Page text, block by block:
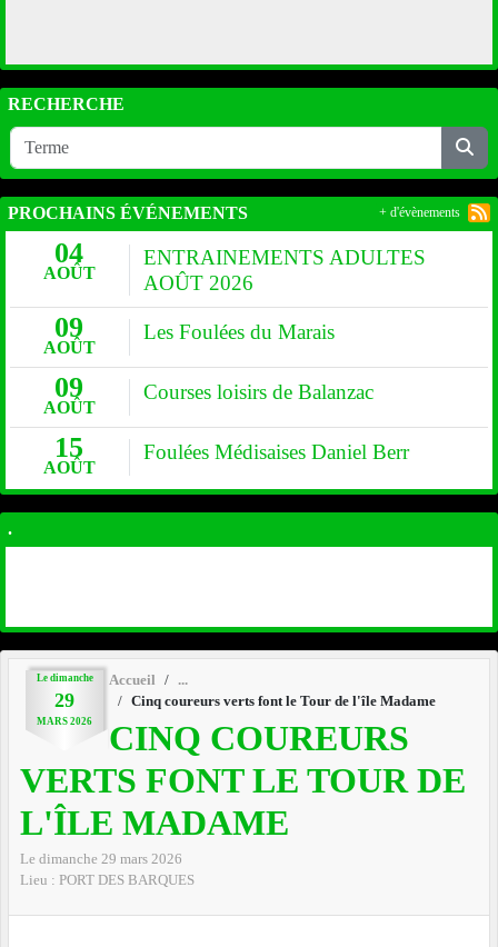
Le dimanche
29
MARS 2026
Accueil
Cinq coureurs verts font le Tour de l'île Madame
CINQ COUREURS
VERTS FONT LE TOUR DE
L'ÎLE MADAME
Le dimanche 29 mars 2026
Lieu : PORT DES BARQUES
RECHERCHE
PROCHAINS ÉVÉNEMENTS
04
AOÛT
ENTRAINEMENTS ADULTES
AOÛT 2026
09
AOÛT
Les Foulées du Marais
09
AOÛT
Courses loisirs de Balanzac
15
AOÛT
Foulées Médisaises Daniel Berr
+ d'évènements
.